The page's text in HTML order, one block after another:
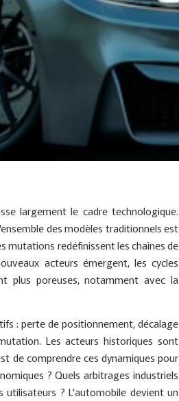
largement le cadre technologique.
des modèles traditionnels est
mutations redéfinissent les chaînes de
acteurs émergent, les cycles
plus poreuses, notamment avec la
: perte de positionnement, décalage
Les acteurs historiques sont
de comprendre ces dynamiques pour
? Quels arbitrages industriels
? L'automobile devient un